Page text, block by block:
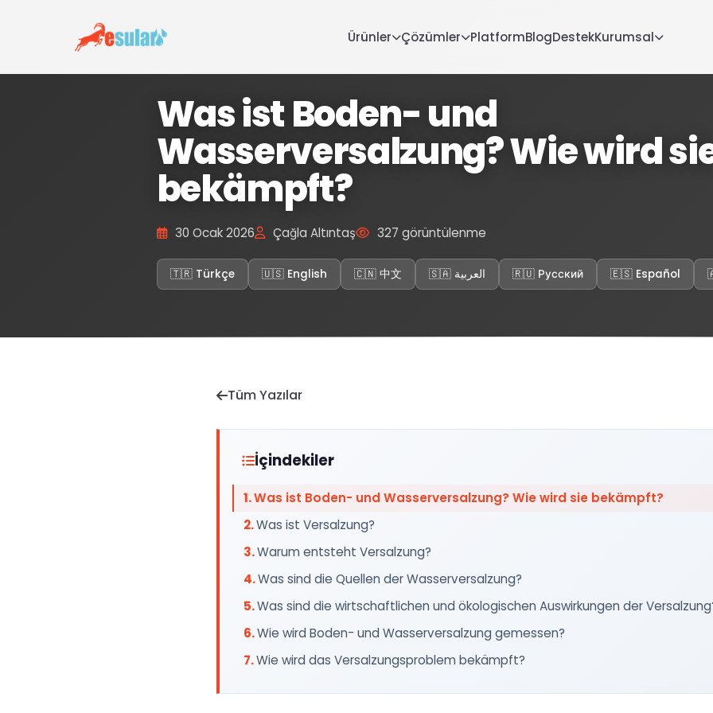
Ürünler Çözümler PlatformBlogDestekKurumsal
Was ist Boden- und
Wasserversalzung? Wie wird
bekämpft?
30 Ocak 2026 Çağla Altıntaş 327 görüntülenme
🇹🇷 Türkçe 🇺🇸 English 🇨🇳 中文 🇸🇦 العربية 🇷🇺 Русский 🇪🇸 Español
Tüm Yazılar
İçindekiler
Was ist Boden- und Wasserversalzung? Wie wird sie bekämpft?
Was ist Versalzung?
Warum entsteht Versalzung?
Was sind die Quellen der Wasserversalzung?
Was sind die wirtschaftlichen und ökologischen Auswirkungen der
Wie wird Boden- und Wasserversalzung gemessen?
Wie wird das Versalzungsproblem bekämpft?